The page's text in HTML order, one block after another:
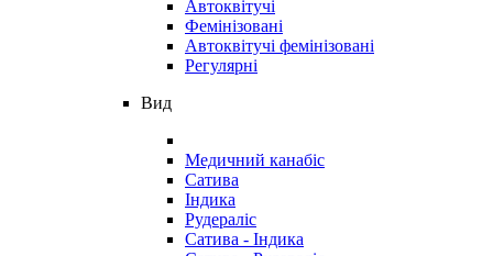
Автоквітучі
Фемінізовані
Автоквітучі фемінізовані
Регулярні
Вид
Медичний канабіс
Сатива
Індика
Рудераліс
Сатива - Індика